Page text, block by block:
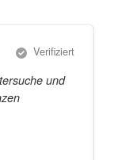
Verifiziert